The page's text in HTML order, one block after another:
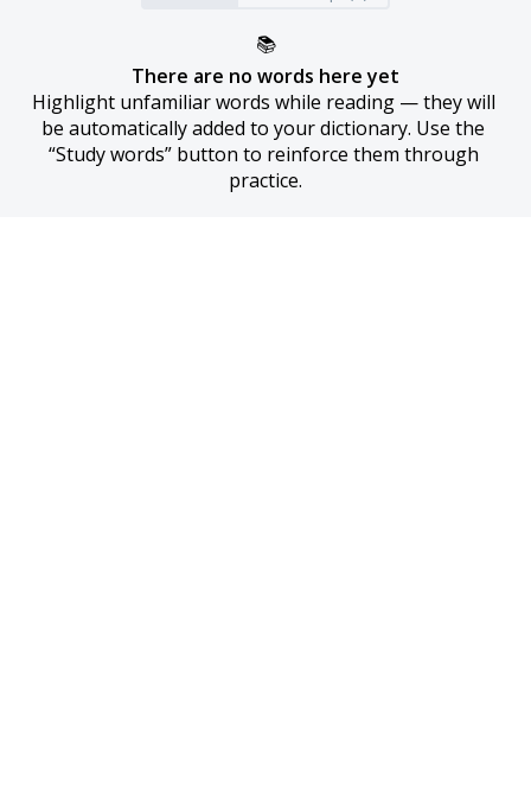
📚
There are no words here yet
Highlight unfamiliar words while reading — they will
be automatically added to your dictionary. Use the
“Study words” button to reinforce them through
practice.